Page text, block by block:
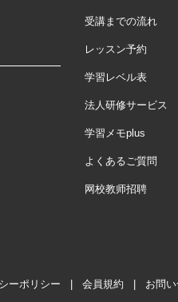
受講までの流れ
レッスン予約
学習レベル表
法人研修サービス
学習メモplus
よくあるご質問
网校教师招聘
ーポリシー 会員規約 お問